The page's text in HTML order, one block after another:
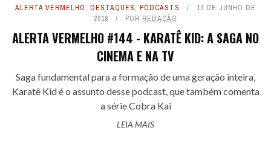
ALERTA VERMELHO, DESTAQUES, PODCASTS
13 DE JUNHO DE
2018
POR REDAÇÃO
ALERTA VERMELHO #144 - KARATÊ KID: A SAGA NO
CINEMA E NA TV
Saga fundamental para a formação de uma geração inteira,
Karatê Kid é o assunto desse podcast, que também comenta
a série Cobra Kai
LEIA MAIS